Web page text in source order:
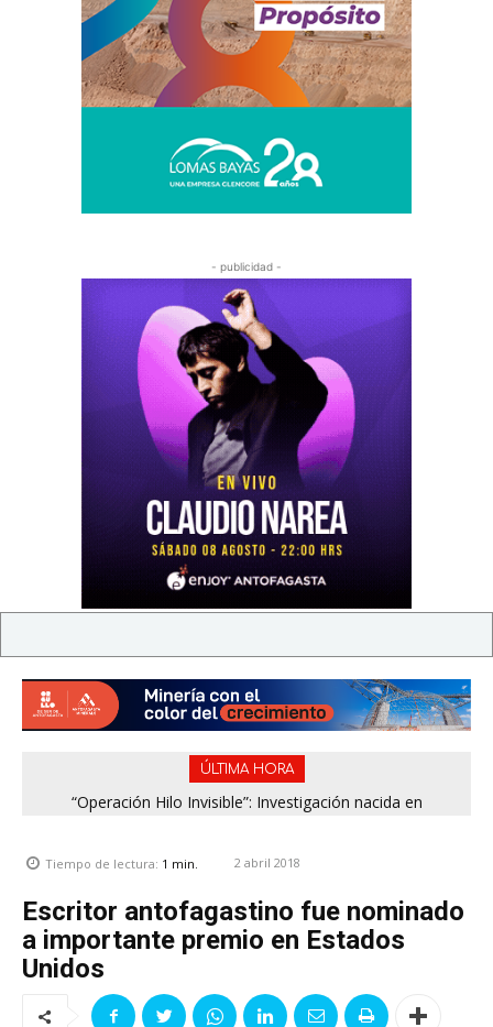
- publicidad -